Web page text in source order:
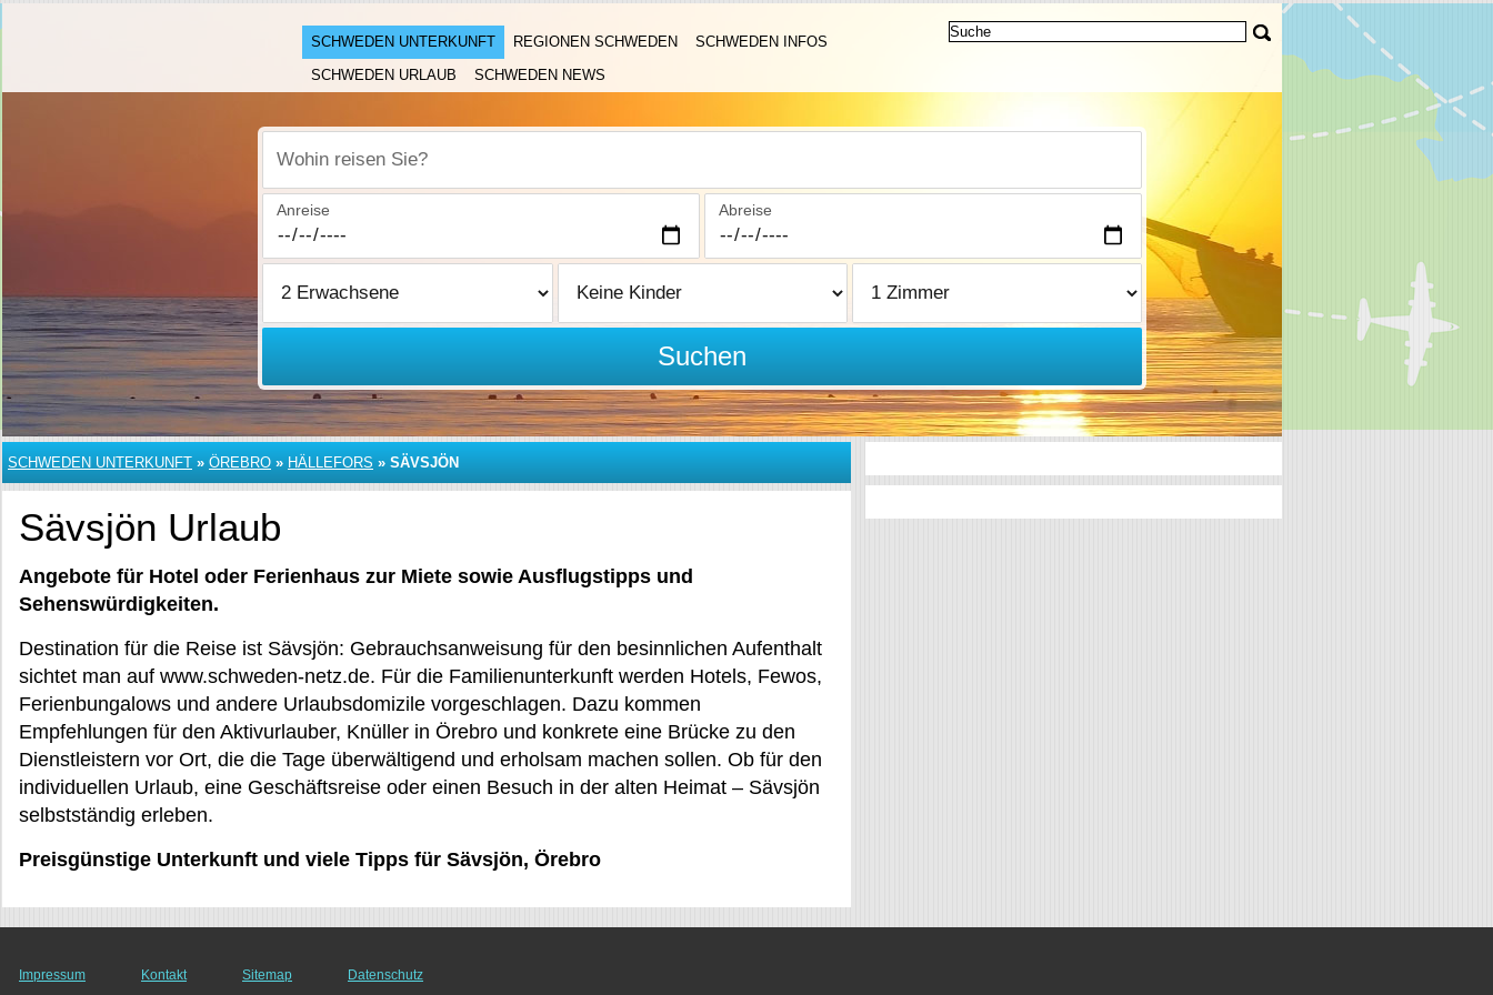
SCHWEDEN UNTERKUNFT REGIONEN SCHWEDEN
SCHWEDEN INFOS
SCHWEDEN URLAUB
SCHWEDEN NEWS
Wohin reisen Sie?
Anreise Abreise
Suchen
SCHWEDEN UNTERKUNFT » ÖREBRO » HÄLLEFORS » SÄVSJÖN
Sävsjön Urlaub
Angebote für Hotel oder Ferienhaus zur Miete sowie Ausflugstipps und
Sehenswürdigkeiten.
Destination für die Reise ist Sävsjön: Gebrauchsanweisung für den besinnlichen Aufenthalt
sichtet man auf www.schweden-netz.de. Für die Familienunterkunft werden Hotels, Fewos,
Ferienbungalows und andere Urlaubsdomizile vorgeschlagen. Dazu kommen
Empfehlungen für den Aktivurlauber, Knüller in Örebro und konkrete eine Brücke zu den
Dienstleistern vor Ort, die die Tage überwältigend und erholsam machen sollen. Ob für den
individuellen Urlaub, eine Geschäftsreise oder einen Besuch in der alten Heimat – Sävsjön
selbstständig erleben.
Preisgünstige Unterkunft und viele Tipps für Sävsjön, Örebro
Impressum Kontakt Sitemap Datenschutz